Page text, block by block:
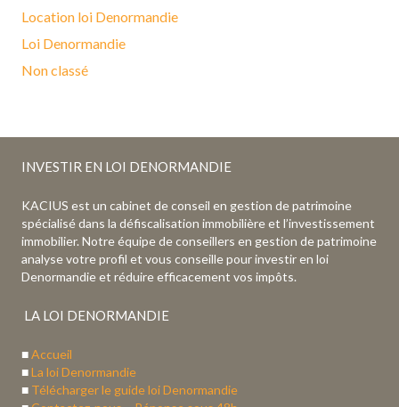
Location loi Denormandie
Loi Denormandie
Non classé
INVESTIR EN LOI DENORMANDIE
KACIUS est un cabinet de conseil en gestion de patrimoine
spécialisé dans la défiscalisation immobilière et l’investissement
immobilier. Notre équipe de conseillers en gestion de patrimoine
analyse votre profil et vous conseille pour investir en loi
Denormandie et réduire efficacement vos impôts.
LA LOI DENORMANDIE
■Accueil
■La loi Denormandie
■ Télécharger le guide loi Denormandie